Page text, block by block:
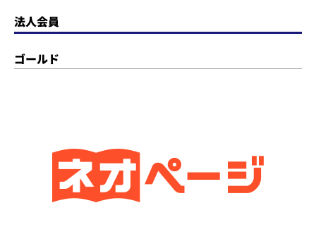
法人会員
ゴールド